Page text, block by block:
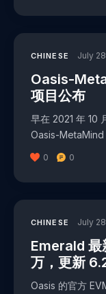
CHINESE July
Oasis-
项目公布
早在 2021 年 10
Oasis-MetaMind
0 0
CHINESE July
Emerald 最
万，更新
Oasis 的官方